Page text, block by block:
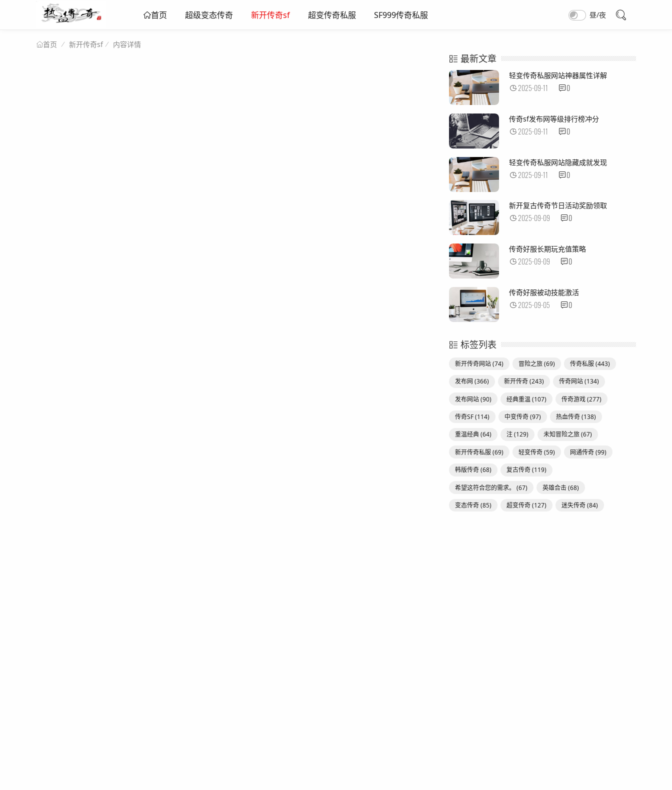
首页 超级变态传奇 新开传奇sf 超变传奇私服 SF999传奇私服 昼/夜
首页 新开传奇sf 内容详情
最新文章
轻变传奇私服网站神器属性详解
2025-09-11 0
传奇sf发布网等级排行榜冲分
2025-09-11 0
轻变传奇私服网站隐藏成就发现
2025-09-11 0
新开复古传奇节日活动奖励领取
2025-09-09 0
传奇好服长期玩充值策略
2025-09-09 0
传奇好服被动技能激活
2025-09-05 0
标签列表
新开传奇网站(74) 冒险之旅(69) 传奇私服(443)
发布网 (366) 新开传奇(243) 传奇网站(134)
发布网站(90) 经典重温 (107) 传奇游戏(277)
传奇SF(114) 中变传奇(97) 热血传奇(138)
重温经典(64) 注(129) 未知冒险之旅(67)
新开传奇私服(69) 轻变传奇(59) 网通传奇(99)
韩版传奇(68) 复古传奇(119)
希望这符合您的需求。 (67) 英雄合击(68)
变态传奇(85) 超变传奇(127) 迷失传奇(84)